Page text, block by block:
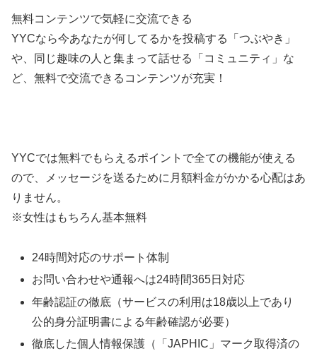
無料コンテンツで気軽に交流できる
YYCなら今あなたが何してるかを投稿する「つぶやき」
や、同じ趣味の人と集まって話せる「コミュニティ」な
ど、無料で交流できるコンテンツが充実！
YYCでは無料でもらえるポイントで全ての機能が使える
ので、メッセージを送るために月額料金がかかる心配はあ
りません。
※女性はもちろん基本無料
24時間対応のサポート体制
お問い合わせや通報へは24時間365日対応
年齢認証の徹底（サービスの利用は18歳以上であり
公的身分証明書による年齢確認が必要）
徹底した個人情報保護（「JAPHIC」マーク取得済の